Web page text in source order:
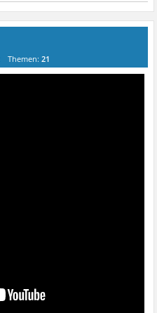
Themen:21